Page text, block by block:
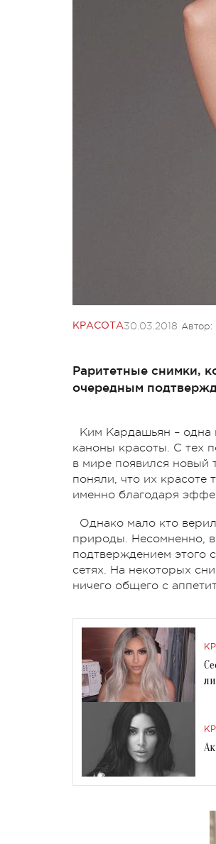
КРАСОТА30.03.2018 Автор:
Раритетные снимки,
очередным
Ким Кардашьян – одна
каноны красоты. С тех
в мире появился новый
поняли, что их красоте
именно благодаря
Однако мало кто
природы. Несомненно,
подтверждением этого
сетях. На некоторых
ничего общего с